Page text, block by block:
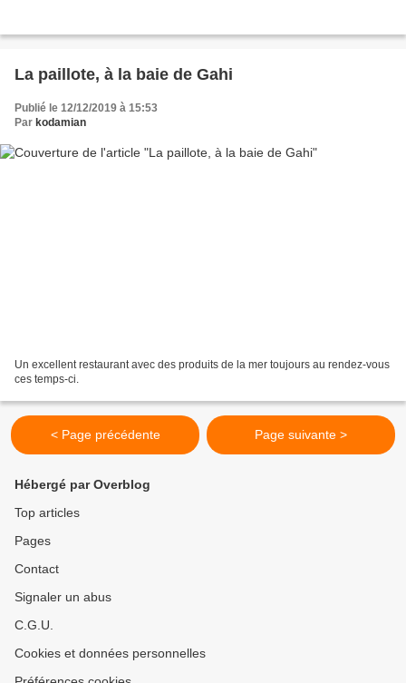
La paillote, à la baie de Gahi
Publié le 12/12/2019 à 15:53
Par kodamian
Un excellent restaurant avec des produits de la mer toujours au rendez-vous
ces temps-ci.
< Page précédente Page suivante >
Hébergé par Overblog
Top articles
Pages
Contact
Signaler un abus
C.G.U.
Cookies et données personnelles